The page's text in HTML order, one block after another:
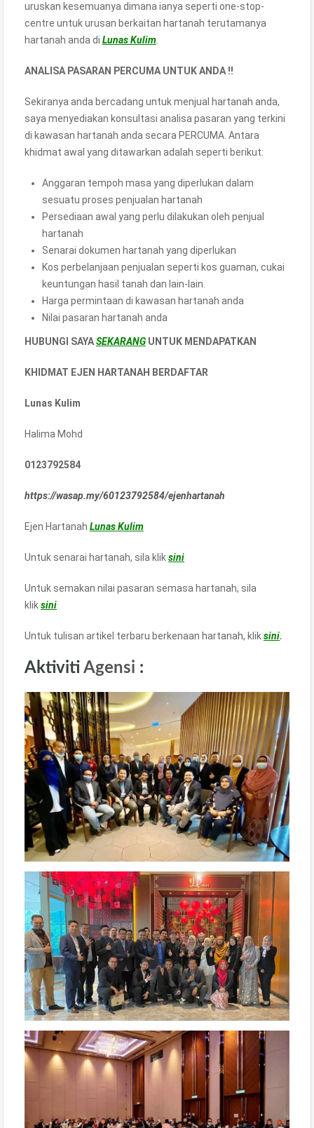
uruskan kesemuanya dimana ianya seperti one-stop-
centre untuk urusan berkaitan hartanah terutamanya
hartanah anda di Lunas Kulim
ANALISA PASARAN PERCUMA UNTUK ANDA !!
Sekiranya anda bercadang untuk menjual hartanah anda,
saya menyediakan konsultasi analisa pasaran yang terkini
di kawasan hartanah anda secara PERCUMA. Antara
khidmat awal yang ditawarkan adalah seperti berikut:
Anggaran tempoh masa yang diperlukan dalam
sesuatu proses penjualan hartanah
Persediaan awal yang perlu dilakukan oleh penjual
hartanah
Senarai dokumen hartanah yang diperlukan
Kos perbelanjaan penjualan seperti kos guaman, cukai
keuntungan hasil tanah dan lain-lain.
Harga permintaan di kawasan hartanah anda
Nilai pasaran hartanah anda
HUBUNGI SAYASEKARANG UNTUK MENDAPATKAN
KHIDMAT EJEN HARTANAH BERDAFTAR
Lunas Kulim
Halima Mohd
0123792584
https://wasap.my/60123792584/ejenhartanah
Ejen Hartanah Lunas Kulim
Untuk senarai hartanah, sila kliksini
Untuk semakan nilai pasaran semasa hartanah, sila
kliksini
Untuk tulisan artikel terbaru berkenaan hartanah, kliksini.
Aktiviti Agensi :